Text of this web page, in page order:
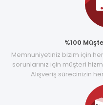
%100
Memnuniyetiniz bizim için
sorunlarınız için müşteri
Alışveriş sürecinizin